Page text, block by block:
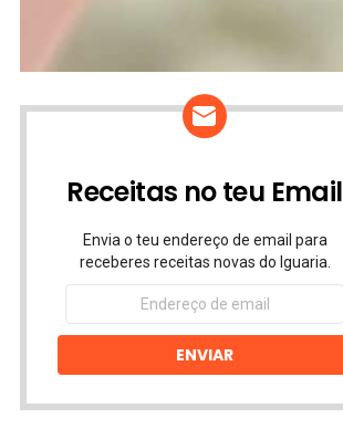
Receitas no teu Email
Envia o teu endereço de email para
receberes receitas novas do Iguaria.
Endereço
email
ENVIAR